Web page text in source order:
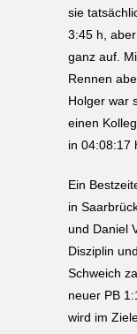
sie
3:45 h,
ganz auf.
Rennen
Holger war
einen
in 04:08:17
Ein
in
und Daniel
Disziplin
Schweich
neuer PB
wird im